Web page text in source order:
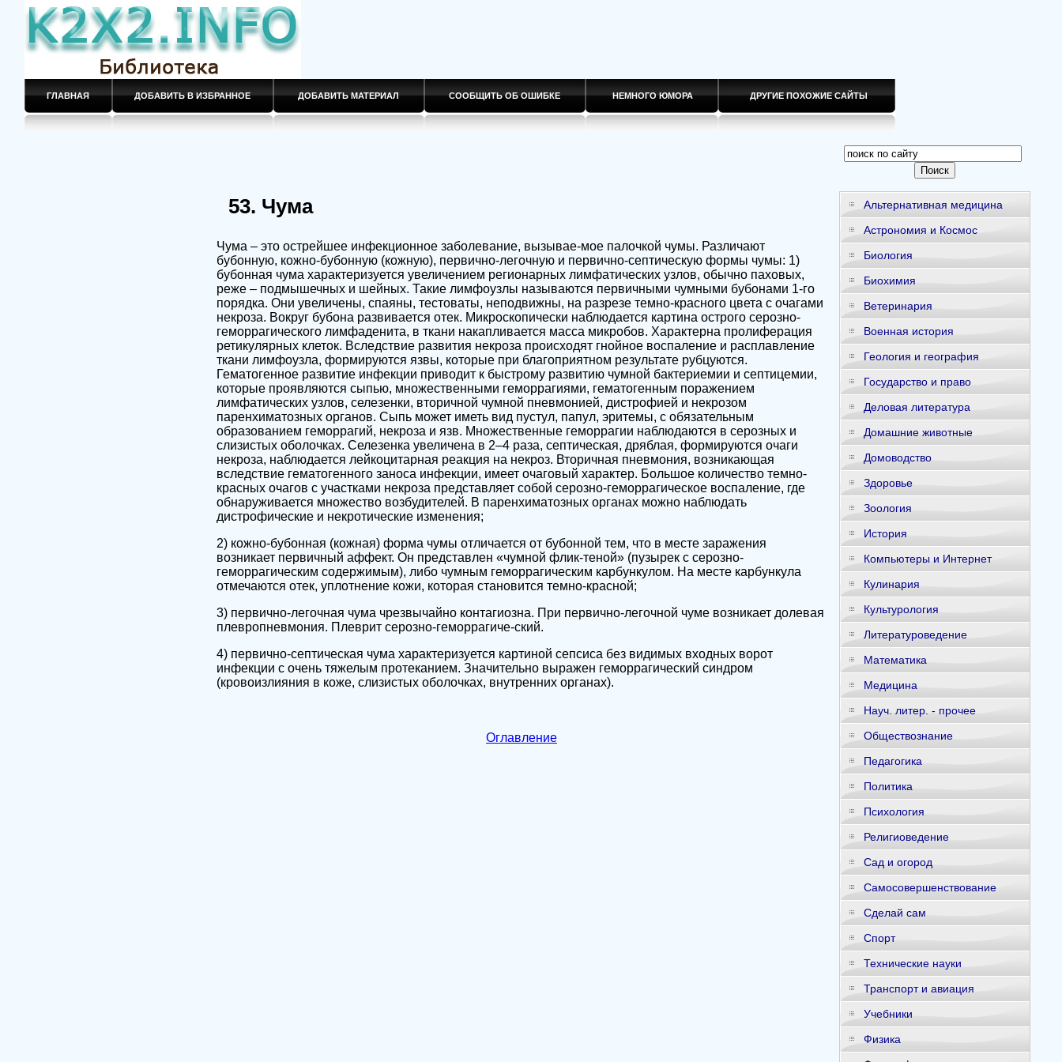
ГЛАВНАЯ ДОБАВИТЬ В ИЗБРАННОЕ ДОБАВИТЬ МАТЕРИАЛ СООБЩИТЬ ОБ ОШИБКЕ НЕМНОГО ЮМОРА ДРУГИЕ ПОХОЖИЕ САЙТЫ
53. Чума
Чума – это острейшее инфекционное заболевание, вызывае-мое палочкой чумы. Различают
бубонную, кожно-бубонную (кожную), первично-легочную и первично-септическую формы чумы: 1)
бубонная чума характеризуется увеличением регионарных лимфатических узлов, обычно паховых,
реже – подмышечных и шейных. Такие лимфоузлы называются первичными чумными бубонами 1-го
порядка. Они увеличены, спаяны, тестоваты, неподвижны, на разрезе темно-красного цвета с очагами
некроза. Вокруг бубона развивается отек. Микроскопически наблюдается картина острого серозно-
геморрагического лимфаденита, в ткани накапливается масса микробов. Характерна пролиферация
ретикулярных клеток. Вследствие развития некроза происходят гнойное воспаление и расплавление
ткани лимфоузла, формируются язвы, которые при благоприятном результате рубцуются.
Гематогенное развитие инфекции приводит к быстрому развитию чумной бактериемии и септицемии,
которые проявляются сыпью, множественными геморрагиями, гематогенным поражением
лимфатических узлов, селезенки, вторичной чумной пневмонией, дистрофией и некрозом
паренхиматозных органов. Сыпь может иметь вид пустул, папул, эритемы, с обязательным
образованием геморрагий, некроза и язв. Множественные геморрагии наблюдаются в серозных и
слизистых оболочках. Селезенка увеличена в 2–4 раза, септическая, дряблая, формируются очаги
некроза, наблюдается лейкоцитарная реакция на некроз. Вторичная пневмония, возникающая
вследствие гематогенного заноса инфекции, имеет очаговый характер. Большое количество темно-
красных очагов с участками некроза представляет собой серозно-геморрагическое воспаление, где
обнаруживается множество возбудителей. В паренхиматозных органах можно наблюдать
дистрофические и некротические изменения;
2) кожно-бубонная (кожная) форма чумы отличается от бубонной тем, что в месте заражения
возникает первичный аффект. Он представлен «чумной флик-теной» (пузырек с серозно-
геморрагическим содержимым), либо чумным геморрагическим карбункулом. На месте карбункула
отмечаются отек, уплотнение кожи, которая становится темно-красной;
3) первично-легочная чума чрезвычайно контагиозна. При первично-легочной чуме возникает долевая
плевропневмония. Плеврит серозно-геморрагиче-ский.
4) первично-септическая чума характеризуется картиной сепсиса без видимых входных ворот
инфекции с очень тяжелым протеканием. Значительно выражен геморрагический синдром
(кровоизлияния в коже, слизистых оболочках, внутренних органах).
Оглавление
Альтернативная медицина
Астрономия и Космос
Биология
Биохимия
Ветеринария
Военная история
Геология и география
Государство и право
Деловая литература
Домашние животные
Домоводство
Здоровье
Зоология
История
Компьютеры и Интернет
Кулинария
Культурология
Литературоведение
Математика
Медицина
Науч. литер. - прочее
Обществознание
Педагогика
Политика
Психология
Религиоведение
Сад и огород
Самосовершенствование
Сделай сам
Спорт
Технические науки
Транспорт и авиация
Учебники
Физика